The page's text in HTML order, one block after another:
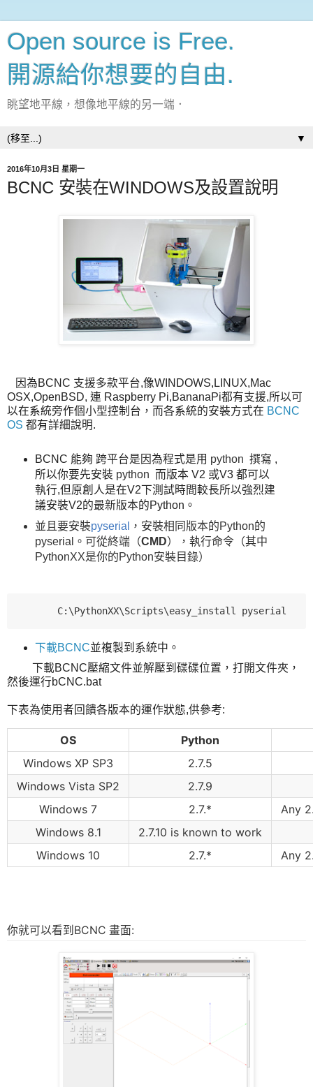
Open source is Free.
開源給你想要的自由.
眺望地平線，想像地平線的另一端．
▼
2016年10月3日 星期一
BCNC 安裝在WINDOWS及設置說明
因為BCNC 支援多款平台,像WINDOWS,LINUX,Mac
OSX,OpenBSD, 連 Raspberry Pi,BananaPi都有支援,所以可
以在系統旁作個小型控制台，而各系統的安裝方式在 BCNC
OS 都有詳細說明.
BCNC 能夠 跨平台是因為程式是用 python 撰寫 ,
所以你要先安裝 python 而版本 V2 或V3 都可以
執行,但原創人是在V2下測試時間較長所以強烈建
議安裝V2的最新版本的Python。
並且要安裝pyserial
，安裝相同版本的Python的
pyserial。可從終端（CMD），執行命令（其中
PythonXX是你的Python安裝目錄）
       C:\PythonXX\Scripts\easy_install pyserial
下載BCNC並複製到系統中。
下載BCNC壓縮文件並解壓到碟碟位置，打開文件夾，
然後運行bCNC.bat
下表為使用者回饋各版本的運作狀態,供參考:
OS
Python
Windows XP SP3
2.7.5
Windows Vista SP2
2.7.9
Windows 7
2.7.*
Any
Windows 8.1
2.7.10 is known to work
Windows 10
2.7.* Any
你就可以看到BCNC 畫面: